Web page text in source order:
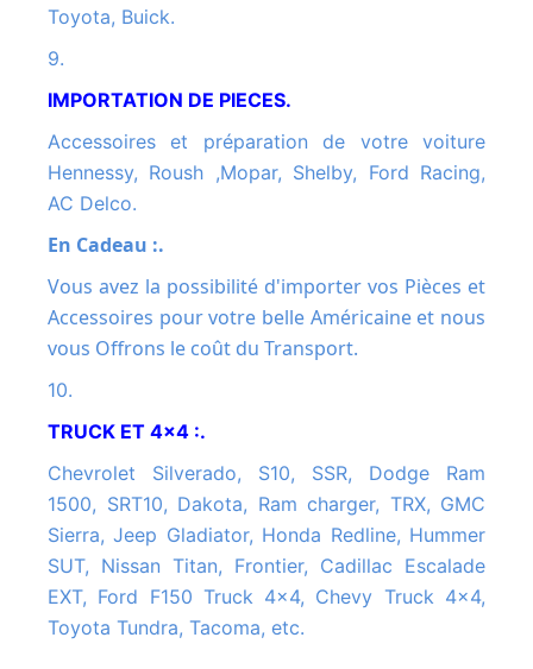
Toyota, Buick.
9.
IMPORTATION DE PIECES.
Accessoires et préparation de votre voiture
Hennessy, Roush ,Mopar, Shelby, Ford Racing,
AC Delco.
En Cadeau :.
Vous avez la possibilité d'importer vos Pièces et
Accessoires pour votre belle Américaine et nous
vous Offrons le coût du Transport.
10.
TRUCK ET 4x4 :.
Chevrolet Silverado, S10, SSR, Dodge Ram
1500, SRT10, Dakota, Ram charger, TRX, GMC
Sierra, Jeep Gladiator, Honda Redline, Hummer
SUT, Nissan Titan, Frontier, Cadillac Escalade
EXT, Ford F150 Truck 4x4, Chevy Truck 4x4,
Toyota Tundra, Tacoma, etc.